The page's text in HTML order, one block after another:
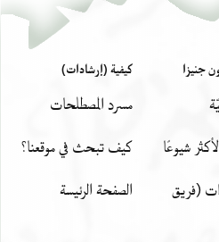
جنيزا
شيوعًا
(فريق
كيفية (إرشادات)
مسرد المصطلحات
كيف تبحث في موقعنا؟
الصفحة الرئيسة